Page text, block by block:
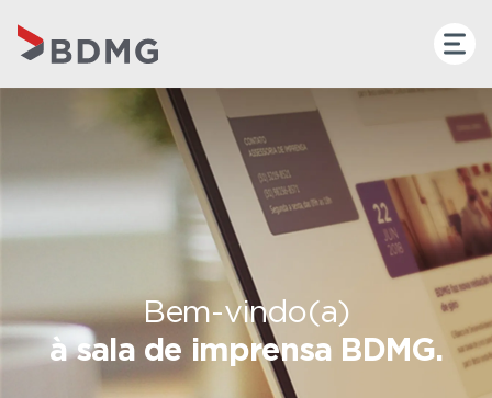
Bem-vindo(a)
à sala de imprensa BDMG.